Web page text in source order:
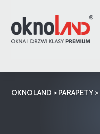
OKNOLAND > PARAPETY >